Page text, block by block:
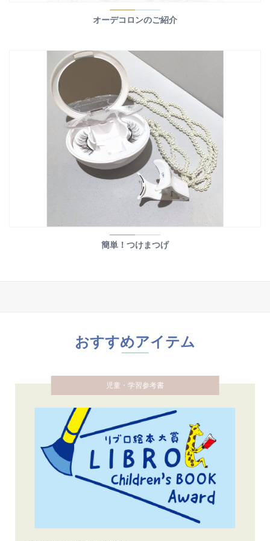
オーデコロンのご紹介
簡単！つけまつげ
おすすめアイテム
児童・学習参考書